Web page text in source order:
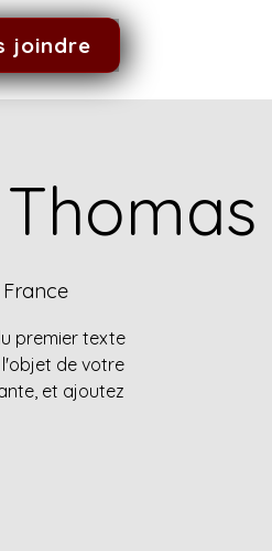
joindre
France
premier texte
de votre
et ajoutez